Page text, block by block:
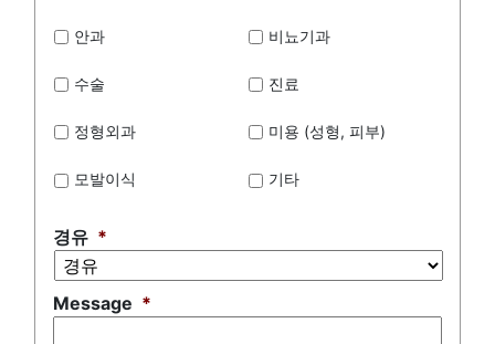
안과 비뇨기과
수술 진료
정형외과 미용 (성형, 피부)
모발이식 기타
경유 *
Message *